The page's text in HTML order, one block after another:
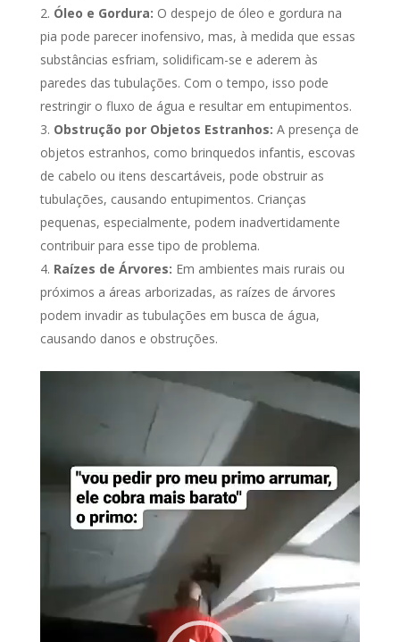
Óleo e Gordura: O despejo de óleo e gordura na
pia pode parecer inofensivo, mas, à medida que essas
substâncias esfriam, solidificam-se e aderem às
paredes das tubulações. Com o tempo, isso pode
restringir o fluxo de água e resultar em entupimentos.
Obstrução por Objetos Estranhos: A presença de
objetos estranhos, como brinquedos infantis, escovas
de cabelo ou itens descartáveis, pode obstruir as
tubulações, causando entupimentos. Crianças
pequenas, especialmente, podem inadvertidamente
contribuir para esse tipo de problema.
Raízes de Árvores: Em ambientes mais rurais ou
próximos a áreas arborizadas, as raízes de árvores
podem invadir as tubulações em busca de água,
causando danos e obstruções.